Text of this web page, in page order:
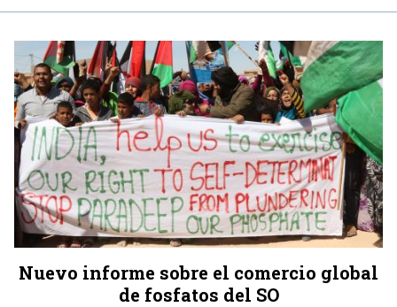
Nuevo informe sobre el comercio global
de fosfatos del SO